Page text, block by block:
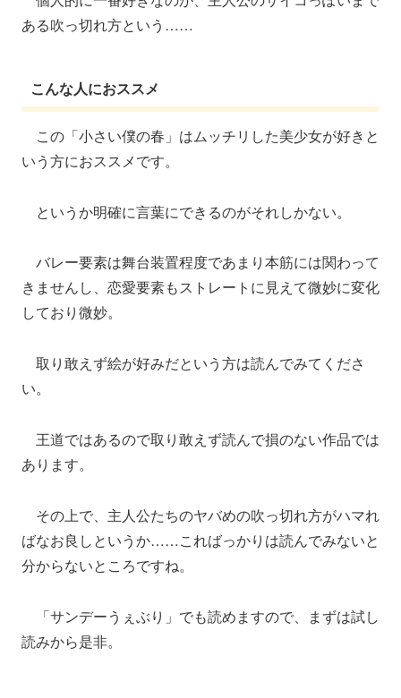
ある吹っ切れ方という……
こんな人におススメ
この「小さい僕の春」はムッチリした美少女が好きと
いう方におススメです。
というか明確に言葉にできるのがそれしかない。
バレー要素は舞台装置程度であまり本筋には関わって
きませんし、恋愛要素もストレートに見えて微妙に変化
しており微妙。
取り敢えず絵が好みだという方は読んでみてくださ
い。
王道ではあるので取り敢えず読んで損のない作品では
あります。
その上で、主人公たちのヤバめの吹っ切れ方がハマれ
ばなお良しというか……こればっかりは読んでみないと
分からないところですね。
「サンデーうぇぶり」でも読めますので、まずは試し
読みから是非。